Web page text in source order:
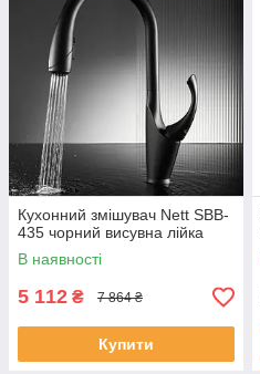
Кухонний змішувач Nett SBB-
435 чорний висувна лійка
В наявності
5 112 ₴ 7 864 ₴
Купити